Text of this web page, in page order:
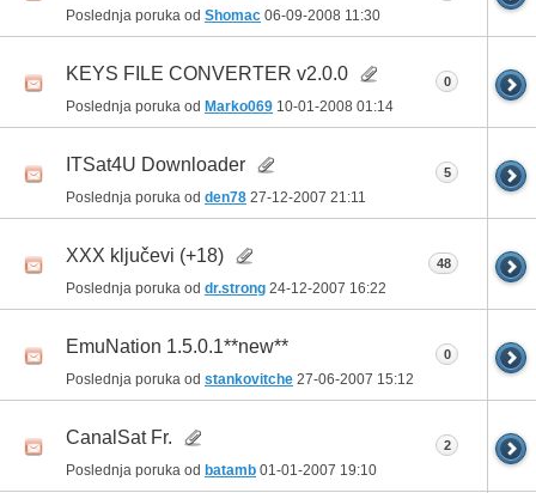
Poslednja poruka od Shomac 06-09-2008 11:30
KEYS FILE CONVERTER v2.0.0
Poslednja poruka od Marko069 10-01-2008 01:14
0
ITSat4U Downloader
Poslednja poruka od den78 27-12-2007 21:11
5
XXX ključevi (+18)
Poslednja poruka od dr.strong 24-12-2007 16:22
48
EmuNation 1.5.0.1**new**
Poslednja poruka od stankovitche 27-06-2007 15:12
0
CanalSat Fr.
Poslednja poruka od batamb 01-01-2007 19:10
2